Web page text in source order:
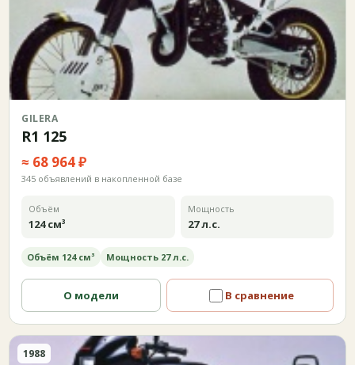
GILERA
R1 125
≈ 68 964 ₽
345 объявлений в накопленной базе
Объём
124 см³
Мощность
27 л.с.
Объём 124 см³ Мощность 27 л.с.
О модели В сравнение
1988